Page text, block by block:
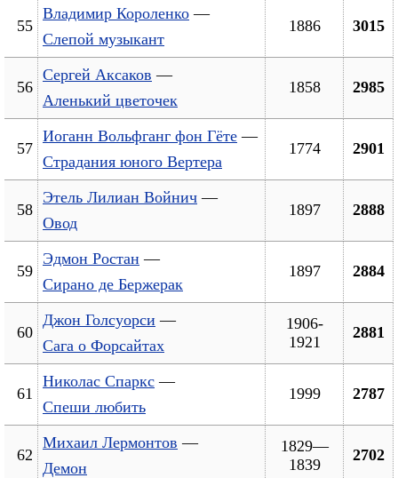
55
Владимир Короленко —
Слепой музыкант
1886 3015
56
Сергей Аксаков —
Аленький цветочек
1858 2985
57
Иоганн Вольфганг фон Гёте —
Страдания юного Вертера
1774 2901
58
Этель Лилиан Войнич —
Овод
1897 2888
59
Эдмон Ростан —
Сирано де Бержерак
1897 2884
60
Джон Голсуорси —
Сага о Форсайтах
1906-
1921
2881
61
Николас Спаркс —
Спеши любить
1999 2787
62
Михаил Лермонтов —
Демон
1829—
1839
2702